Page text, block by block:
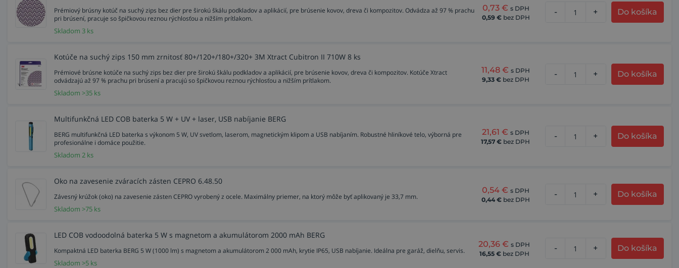
Prémiový brúsny kotúč na suchý zips bez dier pre širokú škálu podkladov a aplikácií, pre brúsenie kovov, dreva či kompozitov. Odvádza až 97 % prachu
pri brúsení, pracuje so špičkovou reznou rýchlosťou a nižším prítlakom.
Skladom 3 ks
0,73 € s DPH
0,59 € bez DPH
- + Do košíka
Kotúče na suchý zips 150 mm zrnitosť 80+/120+/180+/320+ 3M Xtract Cubitron II 710W 8 ks
Prémiové brúsne kotúče na suchý zips bez dier pre širokú škálu podkladov a aplikácií, pre brúsenie kovov, dreva či kompozitov. Kotúče Xtract
odvádzajú až 97 % prachu pri brúsení a pracujú so špičkovou reznou rýchlosťou a nižším prítlakom.
Skladom >35 ks
11,48 € s DPH
9,33 € bez DPH
- + Do košíka
Multifunkčná LED COB baterka 5 W + UV + laser, USB nabíjanie BERG
BERG multifunkčná LED baterka s výkonom 5 W, UV svetlom, laserom, magnetickým klipom a USB nabíjaním. Robustné hliníkové telo, výborná pre
profesionálne i domáce použitie.
Skladom 2 ks
21,61 € s DPH
17,57 € bez DPH
- + Do košíka
Oko na zavesenie zváracích zásten CEPRO 6.48.50
Závesný krúžok (oko) na zavesenie zásten CEPRO vyrobený z ocele. Maximálny priemer, na ktorý môže byť aplikovaný je 33,7 mm.
Skladom >75 ks
0,54 € s DPH
0,44 € bez DPH
- + Do košíka
LED COB vodoodolná baterka 5 W s magnetom a akumulátorom 2000 mAh BERG
Kompaktná LED baterka BERG 5 W (1000 lm) s magnetom a akumulátorom 2 000 mAh, krytie IP65, USB nabíjanie. Ideálna pre garáž, dielňu, servis.
Skladom >5 ks
20,36 € s DPH
16,55 € bez DPH
- + Do košíka